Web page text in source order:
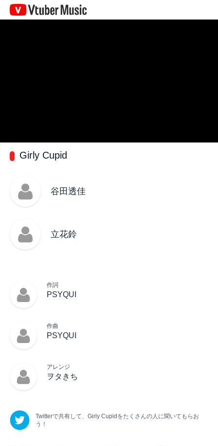
Vtuber
Music
Girly Cupid
谷田透佳
立花鈴
作詞
PSYQUI
作曲
PSYQUI
アレンジ
ヲタきち
Twitterで共有して、Girly Cupid をたくさんの人に聞いてもらお
う！